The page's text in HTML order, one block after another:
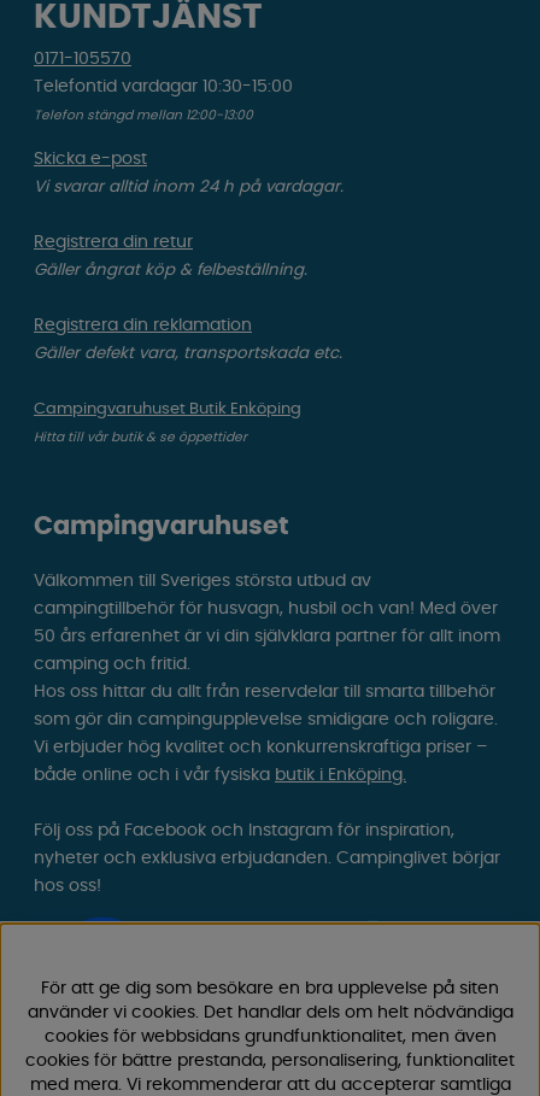
KUNDTJÄNST
0171-105570
Telefontid vardagar 10:30-15:00
Telefon stängd mellan 12:00-13:00
Skicka e-post
Vi svarar alltid inom 24 h på vardagar.
Registrera din retur
Gäller ångrat köp & felbeställning.
Registrera din reklamation
Gäller defekt vara, transportskada etc.
Campingvaruhuset Butik Enköping
Hitta till vår butik & se öppettider
Campingvaruhuset
Välkommen till Sveriges största utbud av
campingtillbehör för husvagn, husbil och van! Med över
50 års erfarenhet är vi din självklara partner för allt inom
camping och fritid.
Hos oss hittar du allt från reservdelar till smarta tillbehör
som gör din campingupplevelse smidigare och roligare.
Vi erbjuder hög kvalitet och konkurrenskraftiga priser –
både online och i vår fysiska butik i Enköping.
Följ oss på Facebook och Instagram för inspiration,
nyheter och exklusiva erbjudanden. Campinglivet börjar
hos oss!
För att ge dig som besökare en bra upplevelse på siten
använder vi cookies. Det handlar dels om helt nödvändiga
cookies för webbsidans grundfunktionalitet, men även
cookies för bättre prestanda, personalisering, funktionalitet
med mera. Vi rekommenderar att du accepterar samtliga